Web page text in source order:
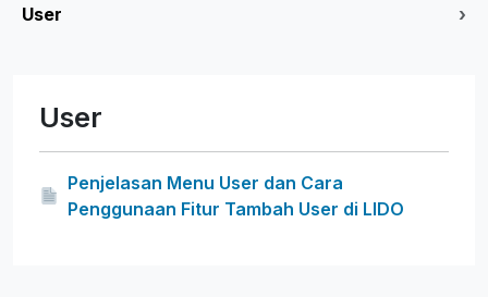
User
›
User
Penjelasan Menu User dan Cara
Penggunaan Fitur Tambah User di LIDO